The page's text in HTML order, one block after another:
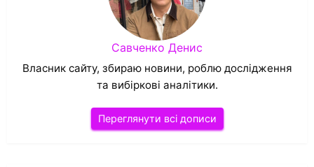
Савченко Денис
Власник сайту, збираю новини, роблю дослідження
та вибіркові аналітики.
Переглянути всі дописи